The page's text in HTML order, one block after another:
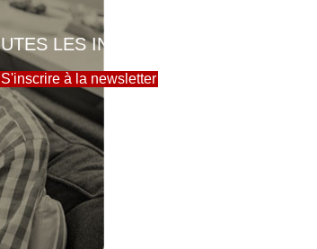
LES INFOS DE LA MAIRIE
S'inscrire à la newsletter